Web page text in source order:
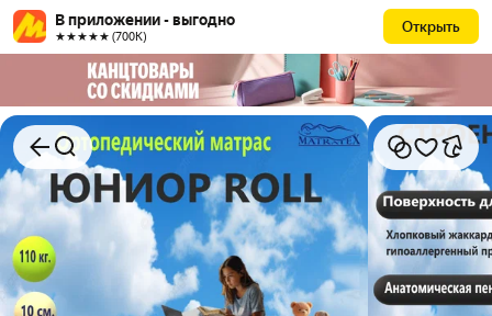
В приложении - выгодно
★★★★★ (700К)
Открыть